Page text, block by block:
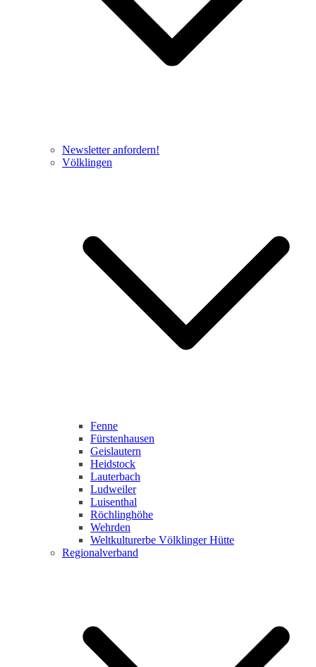
Newsletter anfordern!
Völklingen
Fenne
Fürstenhausen
Geislautern
Heidstock
Lauterbach
Ludweiler
Luisenthal
Röchlinghöhe
Wehrden
Weltkulturerbe Völklinger Hütte
Regionalverband